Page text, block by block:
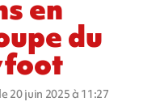
en
du
20 juin 2025 à 11:27